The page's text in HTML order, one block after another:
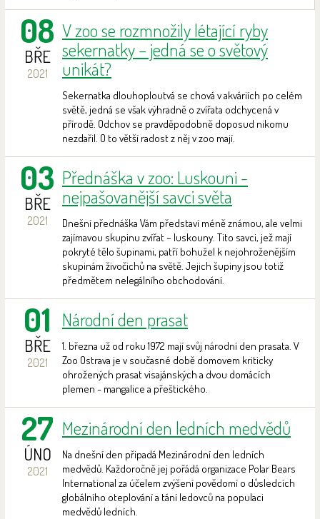
08
BŘE
2021
V zoo se rozmnožily létající ryby
sekernatky – jedná se o světový
unikát?
Sekernatka dlouhoploutvá se chová v akváriích po celém
světě, jedná se však výhradně o zvířata odchycená v
přírodě. Odchov se pravděpodobně doposud nikomu
nezdařil. O to větší radost z něj v zoo mají.
03
BŘE
2021
Přednáška v zoo: Luskouni -
nejpašovanější savci světa
Dnešní přednáška Vám představí méně známou, ale velmi
zajímavou skupinu zvířat – luskouny. Tito savci, jež mají
pokryté tělo šupinami, patří bohužel k nejohroženějším
skupinám živočichů na světě. Jejich šupiny jsou totiž
předmětem nelegálního obchodování.
01
BŘE
2021
Národní den prasat
1. března už od roku 1972 mají svůj národní den prasata. V
Zoo Ostrava je v současné době domovem kriticky
ohrožených prasat visajánských a dvou domácích
plemen - mangalice a přeštického.
27
ÚNO
2021
Mezinárodní den ledních medvědů
Na dnešní den připadá Mezinárodní den ledních
medvědů. Každoročně jej pořádá organizace Polar Bears
International za účelem zvýšení povědomí o důsledcích
globálního oteplování a tání ledovců na populaci
medvědů ledních.